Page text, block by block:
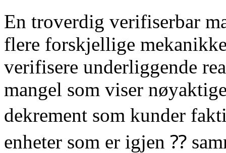
En troverdig verifiserbar
flere forskjellige
verifisere underliggende
mangel som viser
dekrement som kunder
enheter som er igjen ⁇